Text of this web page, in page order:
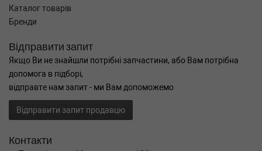
Каталог товарів
Бренди
Відправити запит
Якщо Ви не знайшли потрібні запчастини, або Вам потрібна
допомога в підборі,
відправте нам запит - ми Вам допоможемо
Відправити запит продавцю
Контакти